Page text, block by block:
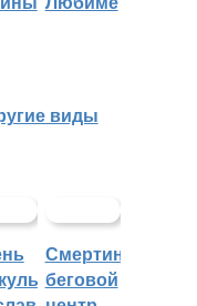
виды
Смертин:
беговой